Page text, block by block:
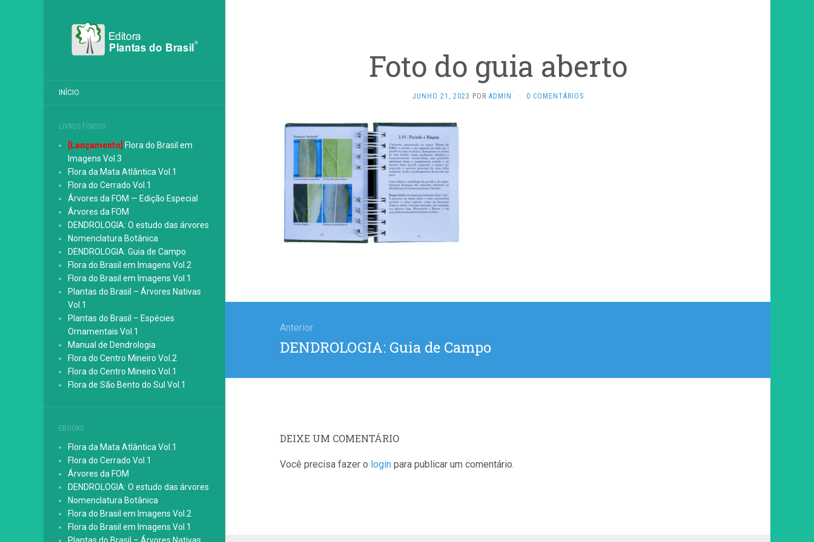
INÍCIO
LIVROS FÍSICOS
[Lançamento]
Flora do Brasil em
Imagens Vol.3
Flora da Mata Atlântica Vol.1
Flora do Cerrado Vol.1
Árvores da FOM — Edição Especial
Árvores da FOM
DENDROLOGIA: O estudo das árvores
Nomenclatura Botânica
DENDROLOGIA: Guia de Campo
Flora do Brasil em Imagens Vol.2
Flora do Brasil em Imagens Vol.1
Plantas do Brasil – Árvores Nativas
Vol.1
Plantas do Brasil – Espécies
Ornamentais Vol.1
Manual de Dendrologia
Flora do Centro Mineiro Vol.2
Flora do Centro Mineiro Vol.1
Flora de São Bento do Sul Vol.1
EBOOKS
Flora da Mata Atlântica Vol.1
Flora do Cerrado Vol.1
Árvores da FOM
DENDROLOGIA: O estudo das árvores
Nomenclatura Botânica
Flora do Brasil em Imagens Vol.2
Flora do Brasil em Imagens Vol.1
Foto do guia aberto
JUNHO 21, 2023 POR ADMIN · 0 COMENTÁRIOS
Anterior
Post
DENDROLOGIA: Guia de Campo
DEIXE UM COMENTÁRIO
Você precisa fazer o login para publicar um comentário.